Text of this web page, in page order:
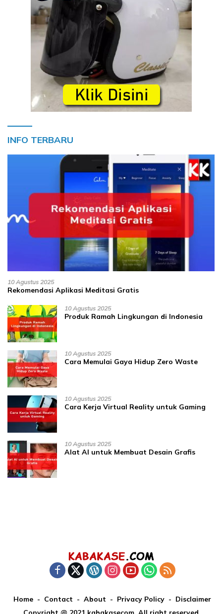
INFO TERBARU
10 Agustus 2025
Rekomendasi Aplikasi Meditasi Gratis
10 Agustus 2025
Produk Ramah Lingkungan di Indonesia
10 Agustus 2025
Cara Memulai Gaya Hidup Zero Waste
10 Agustus 2025
Cara Kerja Virtual Reality untuk Gaming
10 Agustus 2025
Alat AI untuk Membuat Desain Grafis
Home Contact About Privacy Policy
Disclaimer